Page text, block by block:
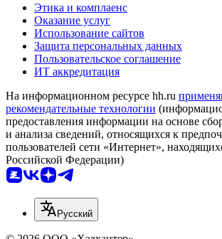
Этика и комплаенс
Оказание услуг
Использование сайтов
Защита персональных данных
Пользовательское соглашение
ИТ аккредитация
На информационном ресурсе hh.ru
рекомендательные технологии
предоставления информации на основе
и анализа сведений, относящихся к
пользователей сети «Интернет»,
Российской Федерации)
Русский